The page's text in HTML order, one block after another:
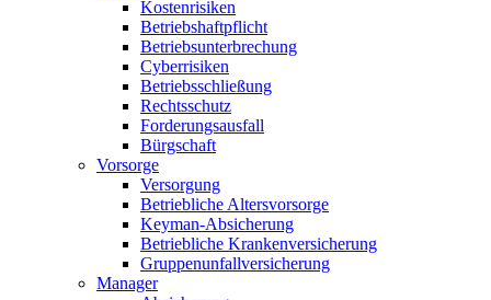
Kostenrisiken
Betriebshaftpflicht
Betriebsunterbrechung
Cyberrisiken
Betriebsschließung
Rechtsschutz
Forderungsausfall
Bürgschaft
Vorsorge
Versorgung
Betriebliche Altersvorsorge
Keyman-Absicherung
Betriebliche Krankenversicherung
Gruppenunfallversicherung
Manager